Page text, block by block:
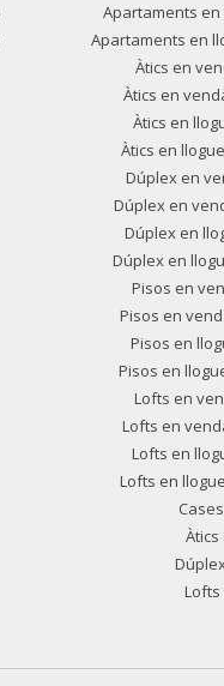
Apartaments
Apartaments en
Àtics en
Àtics en
Àtics en
Àtics en
Dúplex en
Dúplex en
Dúplex en
Dúplex en
Pisos en
Pisos en
Pisos en
Pisos en
Lofts en
Lofts en
Lofts en
Lofts en